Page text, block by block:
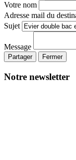
Votre nom
Adresse mail du
Sujet
Message
Partager Fermer
Notre newsletter